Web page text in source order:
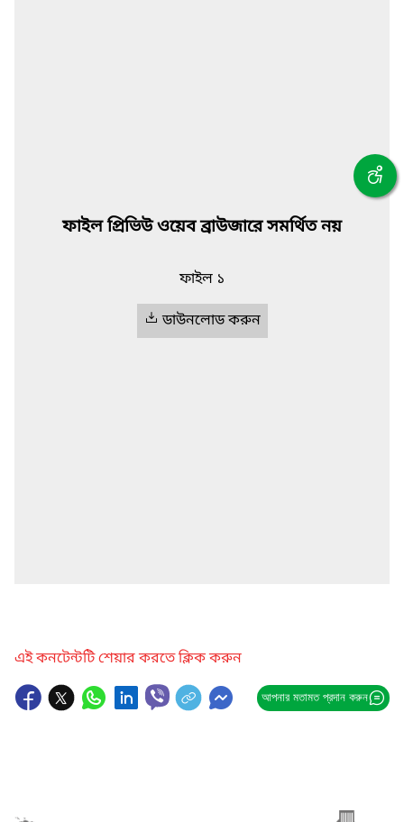
ফাইল প্রিভিউ ওয়েব ব্রাউজারে সমর্থিত নয়
ফাইল ১
ডাউনলোড করুন
এই কনটেন্টটি শেয়ার করতে ক্লিক করুন
আপনার মতামত প্রদান করুন